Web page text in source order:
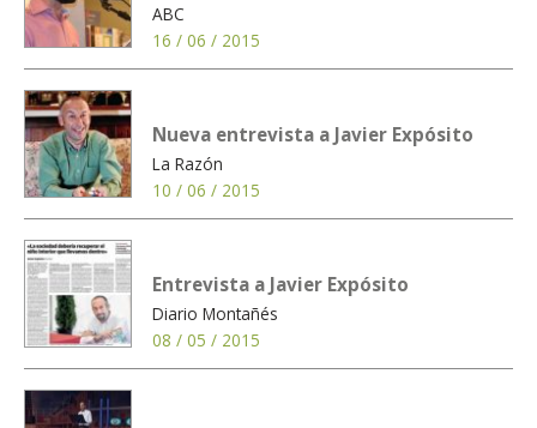
ABC
16 / 06 / 2015
Nueva entrevista a Javier Expósito
La Razón
10 / 06 / 2015
Entrevista a Javier Expósito
Diario Montañés
08 / 05 / 2015